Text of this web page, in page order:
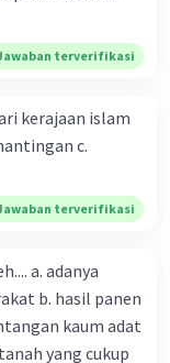
terverifikasi
kerajaan islam
terverifikasi
a. adanya
b. hasil panen
kaum adat
yang cukup